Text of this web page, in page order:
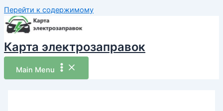
Перейти к содержимому
Карта электрозаправок
Main Menu